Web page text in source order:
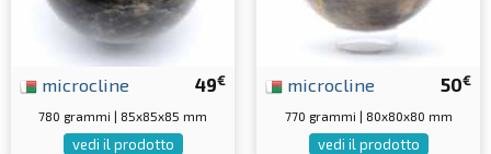
49€
microcline
780 grammi | 85x85x85 mm
vedi il prodotto
50€
microcline
770 grammi | 80x80x80 mm
vedi il prodotto